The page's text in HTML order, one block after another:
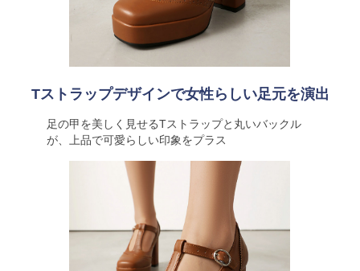
Tストラップデザインで女性らしい足元を演出
足の甲を美しく見せるTストラップと丸いバックル
が、上品で可愛らしい印象をプラス